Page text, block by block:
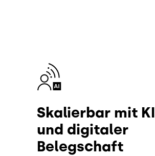
Bild
Skalierbar mit KI
und digitaler
Belegschaft